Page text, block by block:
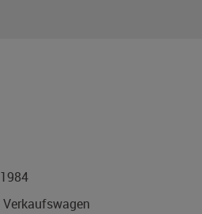
1984
Verkaufswagen